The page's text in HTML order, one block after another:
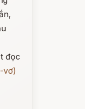
đọc
vơ)